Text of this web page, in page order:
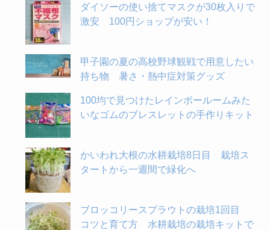
ダイソーの使い捨てマスクが30枚入りで
激安 100円ショップが安い！
甲子園の夏の高校野球観戦で用意したい
持ち物 暑さ・熱中症対策グッズ
100均で見つけたレインボールームみた
いなゴムのブレスレットの手作りキット
かいわれ大根の水耕栽培8日目 栽培ス
タートから一週間で緑化へ
ブロッコリースプラウトの栽培1回目
コツと育て方 水耕栽培の栽培キットで